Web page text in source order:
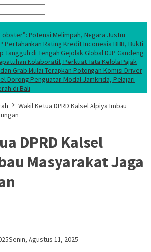
Potensi Melimpah, Negara Justru
Pertahankan Rating Kredit Indonesia BBB, Bukti
Tangguh di Tengah Gejolak GlobalDJP Gandeng
Kolaboratif, Perkuat Tata Kelola Pajak
Grab Mulai Terapkan Potongan Komisi Driver
Dorong Penguatan Modal Jamkrida, Pelajari
di Bali
Wakil Ketua DPRD Kalsel Alpiya Imbau
DPRD Kalsel
Masyarakat Jaga
Senin, Agustus 11, 2025